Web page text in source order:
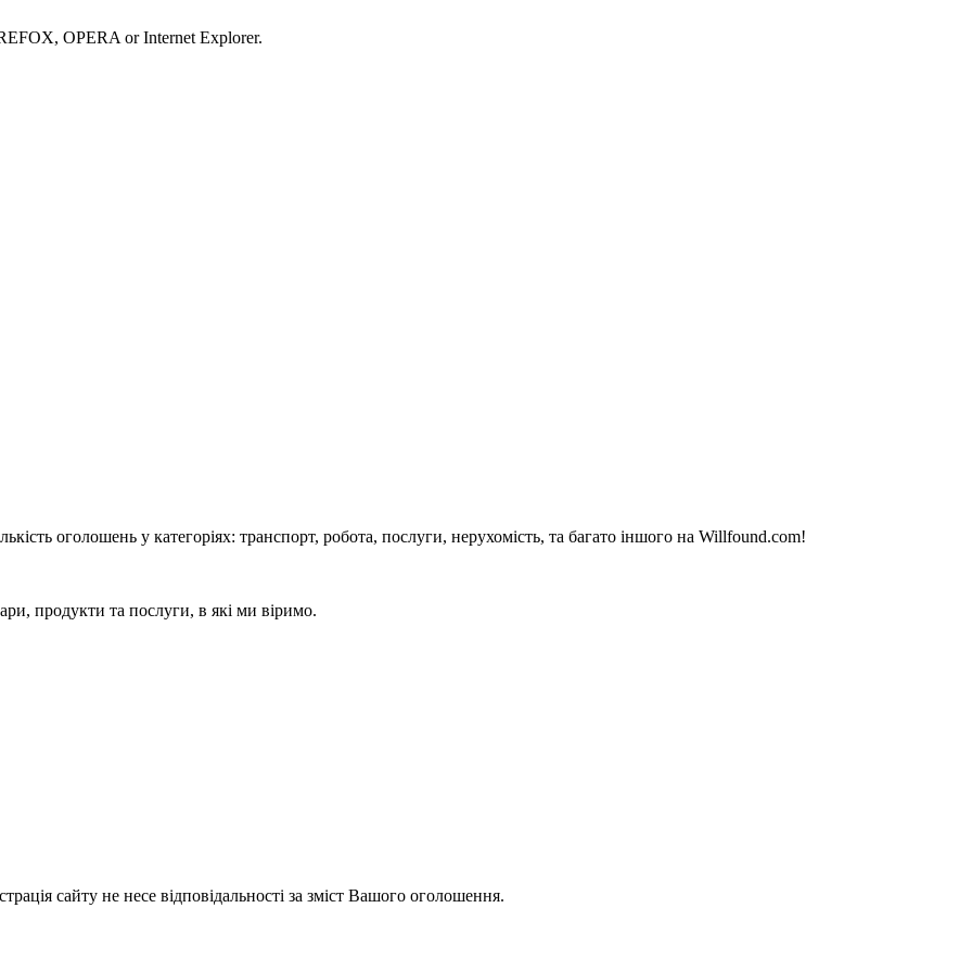
OPERA or Internet Explorer.
оголошень у категоріях: транспорт, робота, послуги, нерухомість, та багато іншого на Willfound.com!
продукти та послуги, в які ми віримо.
сайту не несе відповідальності за зміст Вашого оголошення.